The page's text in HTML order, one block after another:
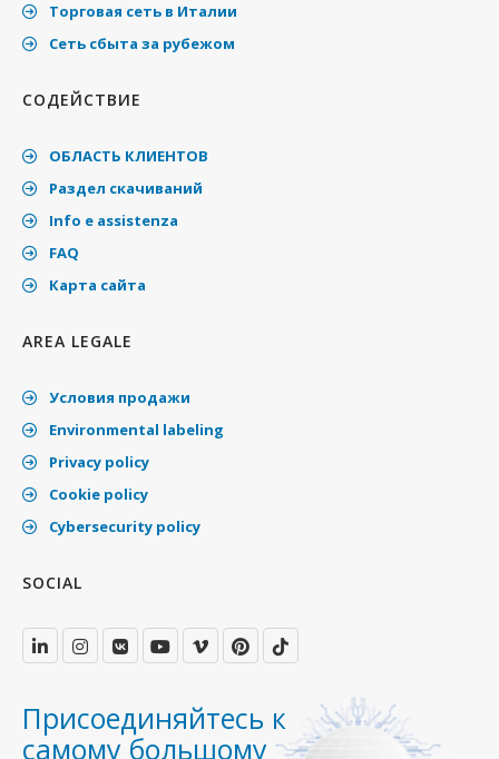
Торговая сеть в Италии
Cеть сбыта за рубежом
СОДЕЙСТВИЕ
ОБЛАСТЬ КЛИЕНТОВ
Раздел скачиваний
Info e assistenza
FAQ
Карта сайта
AREA LEGALE
Условия продажи
Environmental labeling
Privacy policy
Cookie policy
Cybersecurity policy
SOCIAL
Присоединяйтесь к
самому большому